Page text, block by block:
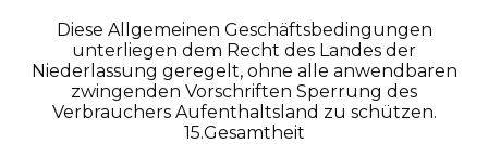
Diese Allgemeinen Geschäftsbedingungen
unterliegen dem Recht des Landes der
Niederlassung geregelt, ohne alle anwendbaren
zwingenden Vorschriften Sperrung des
Verbrauchers Aufenthaltsland zu schützen.
15.Gesamtheit